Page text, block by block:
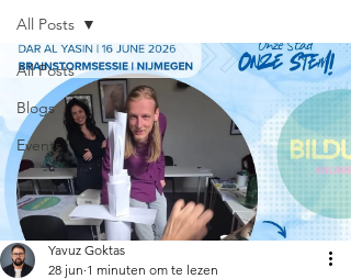
All Posts
Blogs
Events
All Posts
Yavuz Goktas
28 jun 1 minuten om te lezen